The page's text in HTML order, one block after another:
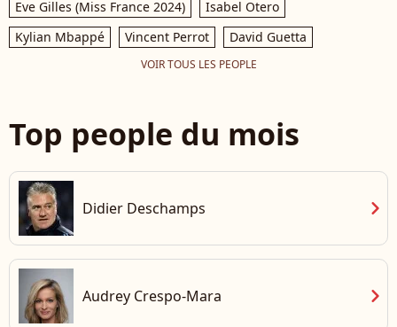
Eve Gilles (Miss France 2024)
Isabel Otero
Kylian Mbappé
Vincent Perrot David Guetta
VOIR TOUS LES PEOPLE
Top people du mois
Didier Deschamps chevron_right
Audrey Crespo-Mara chevron_right